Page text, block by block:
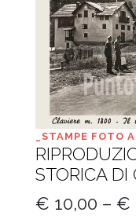
_STAMPE FOTO
STORICA DI
€ 10,00 – €